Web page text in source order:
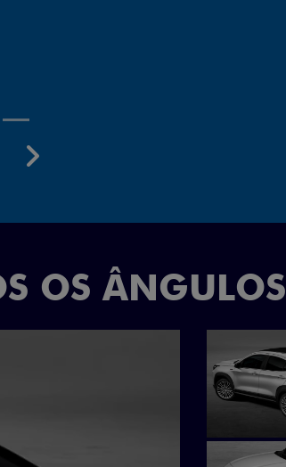
Next
OS ÂNGULOS